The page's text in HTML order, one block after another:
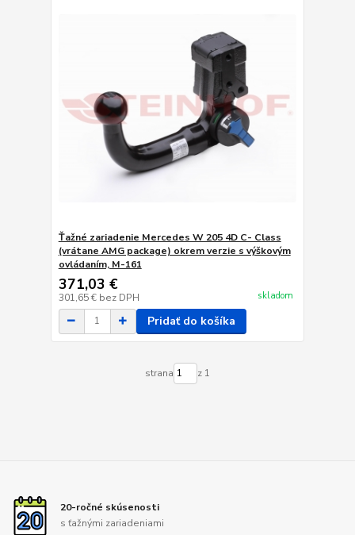
Ťažné zariadenie Mercedes W 205 4D C- Class
(vrátane AMG package) okrem verzie s výškovým
ovládaním, M-161
371,03 €
301,65 € bez DPH skladom
Pridať do košíka
strana z 1
20-ročné skúsenosti
s ťažnými zariadeniami